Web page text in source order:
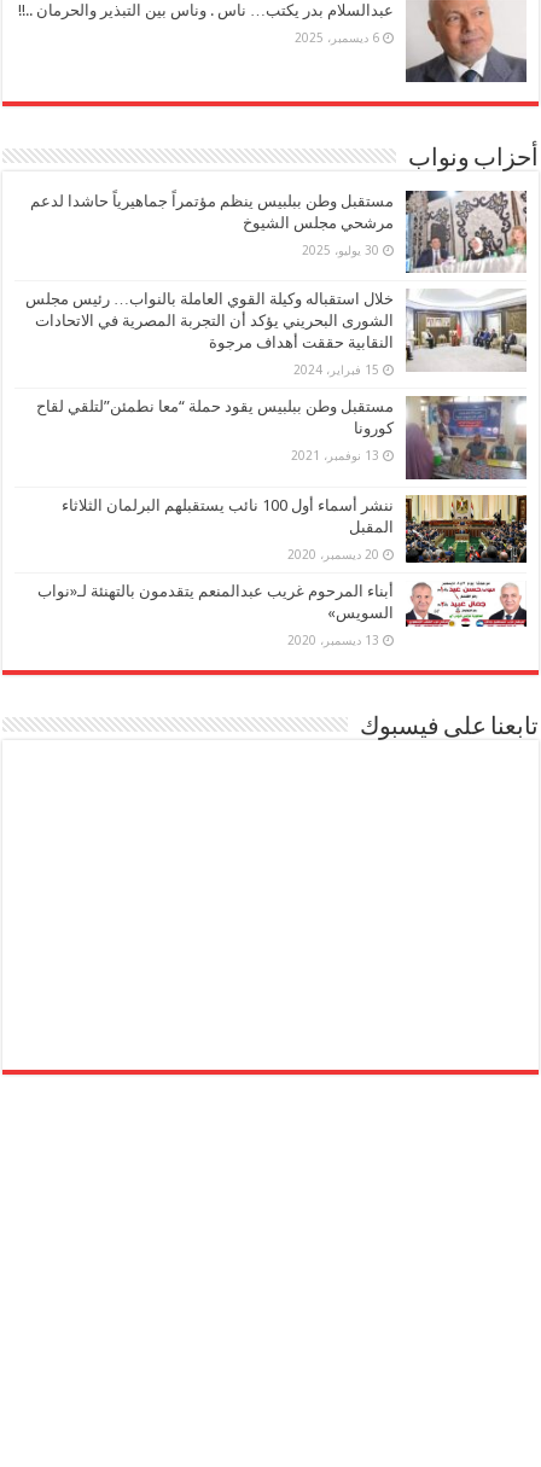
عبدالسلام بدر يكتب… ناس . وناس بين التبذير والحرمان ..!!
6 ديسمبر، 2025
أحزاب ونواب
مستقبل وطن ببلبيس ينظم مؤتمراً جماهيرياً حاشدا لدعم
مرشحي مجلس الشيوخ
30 يوليو، 2025
خلال استقباله وكيلة القوي العاملة بالنواب… رئيس مجلس
الشورى البحريني يؤكد أن التجربة المصرية في الاتحادات
النقابية حققت أهداف مرجوة
15 فبراير، 2024
مستقبل وطن ببلبيس يقود حملة “معا نطمئن”لتلقي لقاح
كورونا
13 نوفمبر، 2021
ننشر أسماء أول 100 نائب يستقبلهم البرلمان الثلاثاء
المقبل
20 ديسمبر، 2020
أبناء المرحوم غريب عبدالمنعم يتقدمون بالتهنئة لـ«نواب
السويس»
13 ديسمبر، 2020
تابعنا على فيسبوك